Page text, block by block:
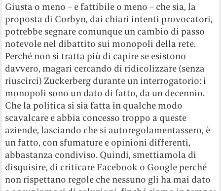
Giusta o meno – e fattibile o meno – che sia, la
proposta di Corbyn, dai chiari intenti provocatori,
potrebbe segnare comunque un cambio di passo
notevole nel dibattito sui monopoli della rete.
Perché non si tratta più di capire se esistono
davvero, magari cercando di ridicolizzare (senza
riuscirci) Zuckerberg durante un interrogatorio: i
monopoli sono un dato di fatto, da un decennio.
Che la politica si sia fatta in qualche modo
scavalcare e abbia concesso troppo a queste
aziende, lasciando che si autoregolamentassero, è
un fatto, con sfumature e opinioni differenti,
abbastanza condiviso. Quindi, smettiamola di
disquisire, di criticare Facebook o Google perché
non rispettano regole che nessuno gli ha mai dato